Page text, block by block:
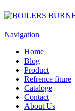
Navigation
Home
Blog
Product
Refrence fiture
Cataloge
Contact
About Us